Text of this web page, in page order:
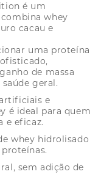
é um
whey
cacau e
uma proteína
de massa
geral.
e
é ideal para quem
e eficaz.
whey hidrolisado
sem adição de